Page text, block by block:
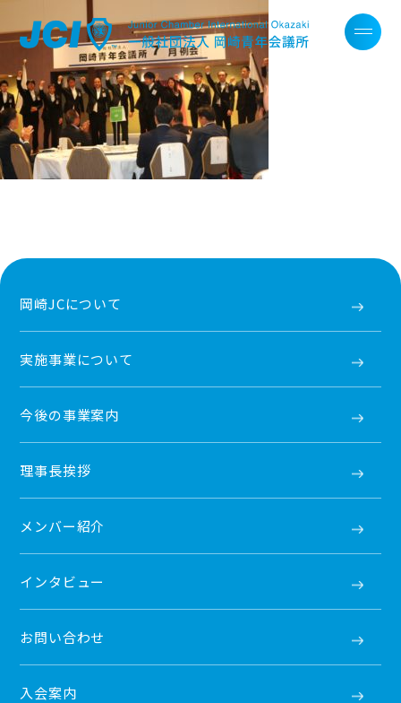
岡崎JCについて
実施事業について
今後の事業案内
理事長挨拶
メンバー紹介
インタビュー
お問い合わせ
入会案内